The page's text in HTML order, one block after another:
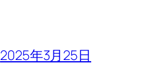
2025年3月25日